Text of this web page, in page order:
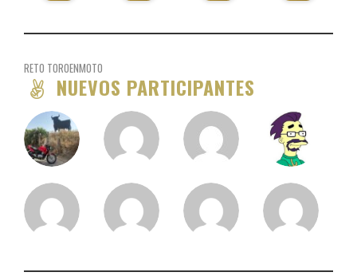
RETO TOROENMOTO
NUEVOS PARTICIPANTES